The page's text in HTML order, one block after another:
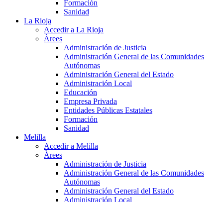
Formación
Sanidad
La Rioja
Accedir a La Rioja
Àrees
Administración de Justicia
Administración General de las Comunidades
Autónomas
Administración General del Estado
Administración Local
Educación
Empresa Privada
Entidades Públicas Estatales
Formación
Sanidad
Melilla
Accedir a Melilla
Àrees
Administración de Justicia
Administración General de las Comunidades
Autónomas
Administración General del Estado
Administración Local